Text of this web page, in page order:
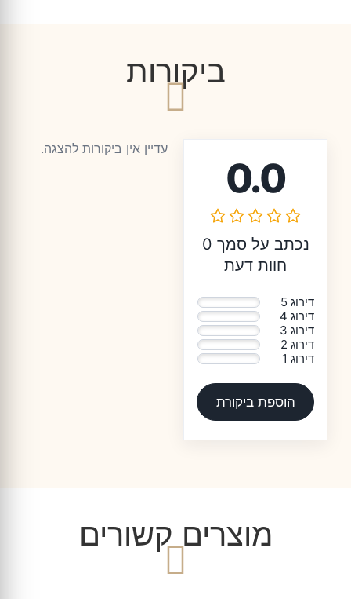
ביקורות
0.0
נכתב על סמך 0
חוות דעת
דירוג 5
דירוג 4
דירוג 3
דירוג 2
דירוג 1
הוספת ביקורת
עדיין אין ביקורות להצגה.
מוצרים קשורים